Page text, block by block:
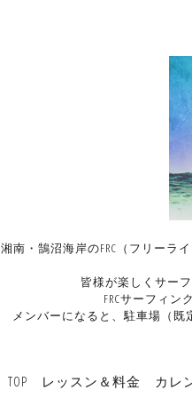
湘南・鵠沼海岸のFRC（フリー
皆様が楽しくサー
FRCサーフィ
メンバーになると、駐車場（
TOP レッスン＆料金 カレ